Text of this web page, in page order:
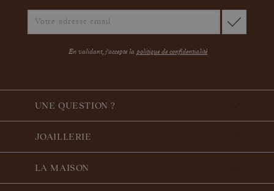
En validant, j'accepte la politique de confidentialité
UNE QUESTION ?
JOAILLERIE
LA MAISON